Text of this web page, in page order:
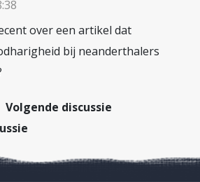
over een artikel dat
bij neanderthalers
Volgende discussie